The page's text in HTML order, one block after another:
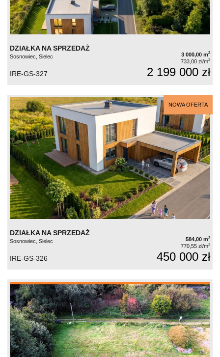
DZIAŁKA NA SPRZEDAŻ
Sosnowiec, Sielec 3 000,00 m2
733,00 zł/m2
IRE-GS-327 2 199 000 zł
NOWA OFERTA
DZIAŁKA NA SPRZEDAŻ
Sosnowiec, Sielec 584,00 m2
770,55 zł/m2
IRE-GS-326 450 000 zł